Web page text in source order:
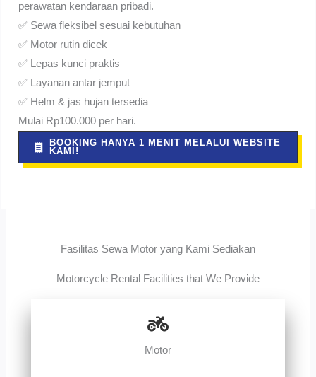
perawatan kendaraan pribadi.
✅ Sewa fleksibel sesuai kebutuhan
✅ Motor rutin dicek
✅ Lepas kunci praktis
✅ Layanan antar jemput
✅ Helm & jas hujan tersedia
Mulai Rp100.000 per hari.
BOOKING HANYA 1 MENIT MELALUI WEBSITE
KAMI!
Fasilitas Sewa Motor yang Kami Sediakan
Motorcycle Rental Facilities that We Provide
Motor